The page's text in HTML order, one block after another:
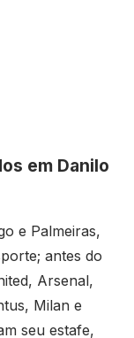
em Danilo
e Palmeiras,
antes do
Arsenal,
Milan e
seu estafe,